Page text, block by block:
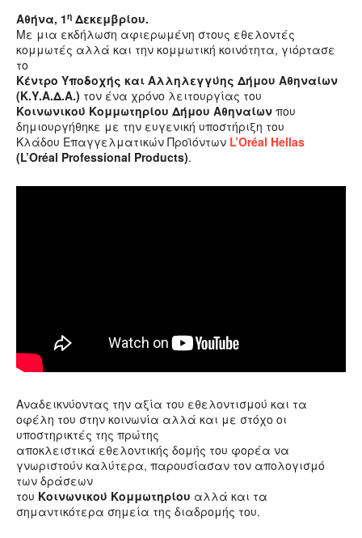
Αθήνα, 1η Δεκεμβρίου.
Με μια εκδήλωση αφιερωμένη στους εθελοντές
κομμωτές αλλά και την κομμωτική κοινότητα, γιόρτασε
το
Κέντρο Υποδοχής και Αλληλεγγύης Δήμου Αθηναίων
(Κ.Υ.Α.Δ.Α.) τον ένα χρόνο λειτουργίας του
Κοινωνικού Κομμωτηρίου Δήμου Αθηναίων που
δημιουργήθηκε με την ευγενική υποστήριξη του
Κλάδου Επαγγελματικών Προϊόντων L’Oréal Hellas
(L’Oréal Professional Products).
Αναδεικνύοντας την αξία του εθελοντισμού και τα
οφέλη του στην κοινωνία αλλά και με στόχο οι
υποστηρικτές της πρώτης
αποκλειστικά εθελοντικής δομής του φορέα να
γνωριστούν καλύτερα, παρουσίασαν τον απολογισμό
των δράσεων
του Κοινωνικού Κομμωτηρίου αλλά και τα
σημαντικότερα σημεία της διαδρομής του.